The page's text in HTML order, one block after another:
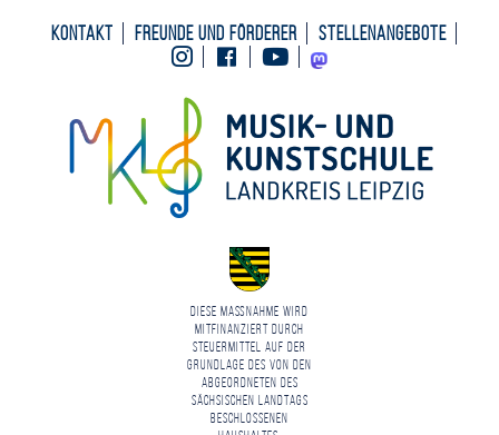
Kontakt Freunde und Förderer
Stellenangebote
InstagramFacebookYoutubeMastodon
Diese Maßnahme wird
mitfinanziert durch
Steuermittel auf der
Grundlage des von den
Abgeordneten des
Sächsischen Landtags
beschlossenen